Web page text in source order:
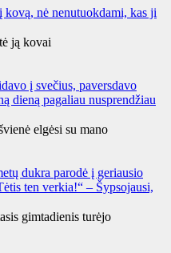
nė nenutuokdami, kas ji
ją kovai
į svečius, paversdavo
dieną pagaliau nusprendžiau
elgėsi su mano
dukra parodė į geriausio
ten verkia!“ – Šypsojausi,
gimtadienis turėjo